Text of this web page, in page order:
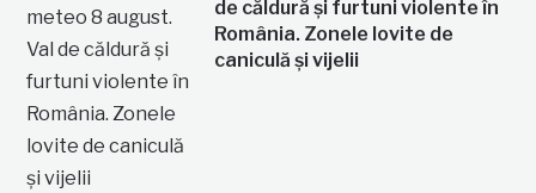
de căldură și furtuni violente în
România. Zonele lovite de
caniculă și vijelii